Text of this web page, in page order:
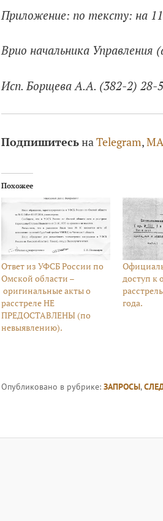
Приложение: по тексту: на 11
Врио начальника Управления
Исп. Борщева А.А. (382-2) 28-
Подпишитесьна Telegram,
Похожее
Ответ из УФСБ России по
Омской области –
оригинальные акты о
расстреле НЕ
ПРЕДОСТАВЛЕНЫ (по
невыявлению).
доступ к
года.
Опубликовано в рубрике: ЗАПРОСЫ,